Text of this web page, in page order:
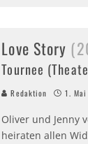
Love Story
Tournee
Redaktion 1. Mai
Oliver und Jenny
heiraten allen